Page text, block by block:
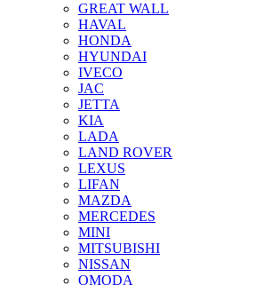
GREAT WALL
HAVAL
HONDA
HYUNDAI
IVECO
JAC
JETTA
KIA
LADA
LAND ROVER
LEXUS
LIFAN
MAZDA
MERCEDES
MINI
MITSUBISHI
NISSAN
OMODA